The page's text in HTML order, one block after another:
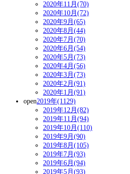
2020年11月(70)
2020年10月(72)
2020年9月(65)
2020年8月(44)
2020年7月(70)
2020年6月(54)
2020年5月(73)
2020年4月(56)
2020年3月(73)
2020年2月(91)
2020年1月(91)
open2019年(1129)
2019年12月(82)
2019年11月(94)
2019年10月(110)
2019年9月(90)
2019年8月(105)
2019年7月(93)
2019年6月(94)
2019年5月(93)